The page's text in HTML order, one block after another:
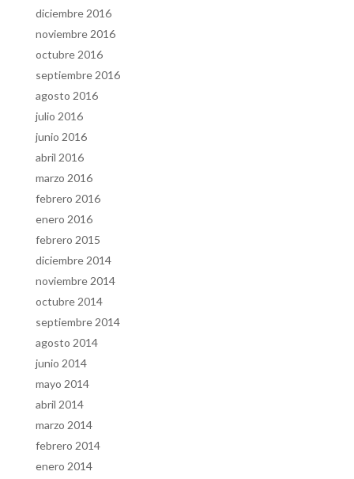
diciembre 2016
noviembre 2016
octubre 2016
septiembre 2016
agosto 2016
julio 2016
junio 2016
abril 2016
marzo 2016
febrero 2016
enero 2016
febrero 2015
diciembre 2014
noviembre 2014
octubre 2014
septiembre 2014
agosto 2014
junio 2014
mayo 2014
abril 2014
marzo 2014
febrero 2014
enero 2014